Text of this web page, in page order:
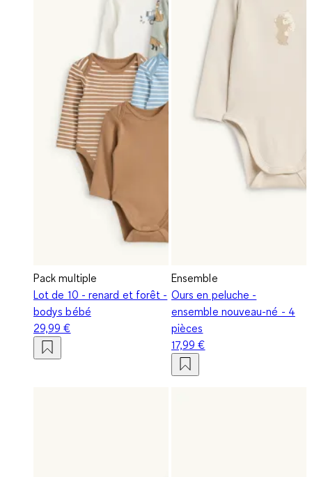
Pack multiple
Lot de 10 - renard et forêt -
bodys bébé
29,99 €
Ensemble
Ours en peluche -
ensemble nouveau-né - 4
pièces
17,99 €